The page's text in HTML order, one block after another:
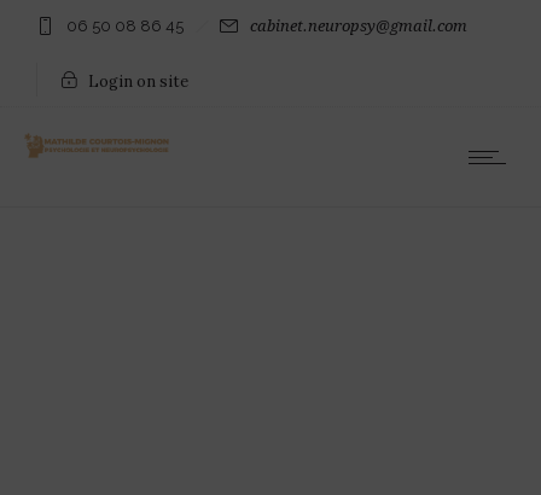
06 50 08 86 45 cabinet.neuropsy@gmail.com
Login on site